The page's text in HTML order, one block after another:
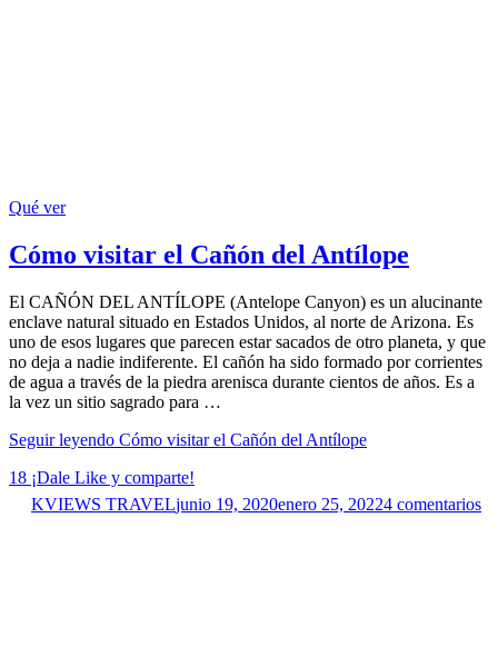
Qué ver
Cómo visitar el Cañón del Antílope
El CAÑÓN DEL ANTÍLOPE (Antelope Canyon) es un alucinante
enclave natural situado en Estados Unidos, al norte de Arizona. Es
uno de esos lugares que parecen estar sacados de otro planeta, y que
no deja a nadie indiferente. El cañón ha sido formado por corrientes
de agua a través de la piedra arenisca durante cientos de años. Es a
la vez un sitio sagrado para …
Seguir leyendo Cómo visitar el Cañón del Antílope
18 ¡Dale Like y comparte!
KVIEWS TRAVELjunio 19, 2020enero 25, 20224 comentarios